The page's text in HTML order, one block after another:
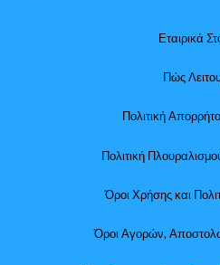
Εταιρικά
Πώς
Πολιτική
Πολιτική
Όροι Χρήσης και
Όροι Αγορών,